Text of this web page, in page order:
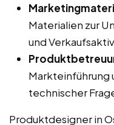
Materialien zur
und
Markteinführung
technischer
Produktdesigner in